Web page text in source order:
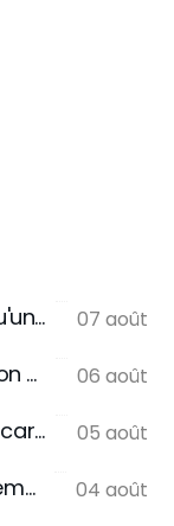
Trois signaux à écouter plutôt qu'une règle 07 août
Arrête d'être la bonne élève de ton assiette 06 août
Comment ton corps change de carburant 05 août
La phrase que des dizaines de femmes m'écrivent 04 août